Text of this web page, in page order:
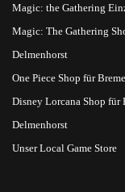
Magic: the Gathering
Magic: The Gathering
Delmenhorst
One Piece Shop für
Disney Lorcana Shop für
Delmenhorst
Unser Local Game Store